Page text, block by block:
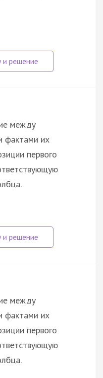
между
фактами их
первого
между
фактами их
первого